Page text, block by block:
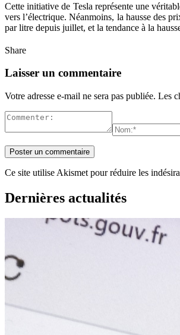
Cette initiative de Tesla représente une
vers l’électrique. Néanmoins, la hausse des
par litre depuis juillet, et la tendance à la
Share
Laisser un commentaire
Votre adresse e-mail ne sera pas publiée. Les
Ce site utilise Akismet pour réduire les
Dernières actualités